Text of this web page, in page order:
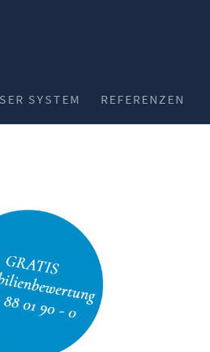
SYSTEM REFERENZEN